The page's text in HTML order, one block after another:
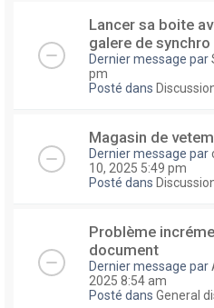
Lancer sa boite
galere de synchro
Dernier message par
pm
Posté dans
Magasin de
Dernier message par
10, 2025 5:49 pm
Posté dans
Problème
document
Dernier message par
2025 8:54 am
Posté dans General